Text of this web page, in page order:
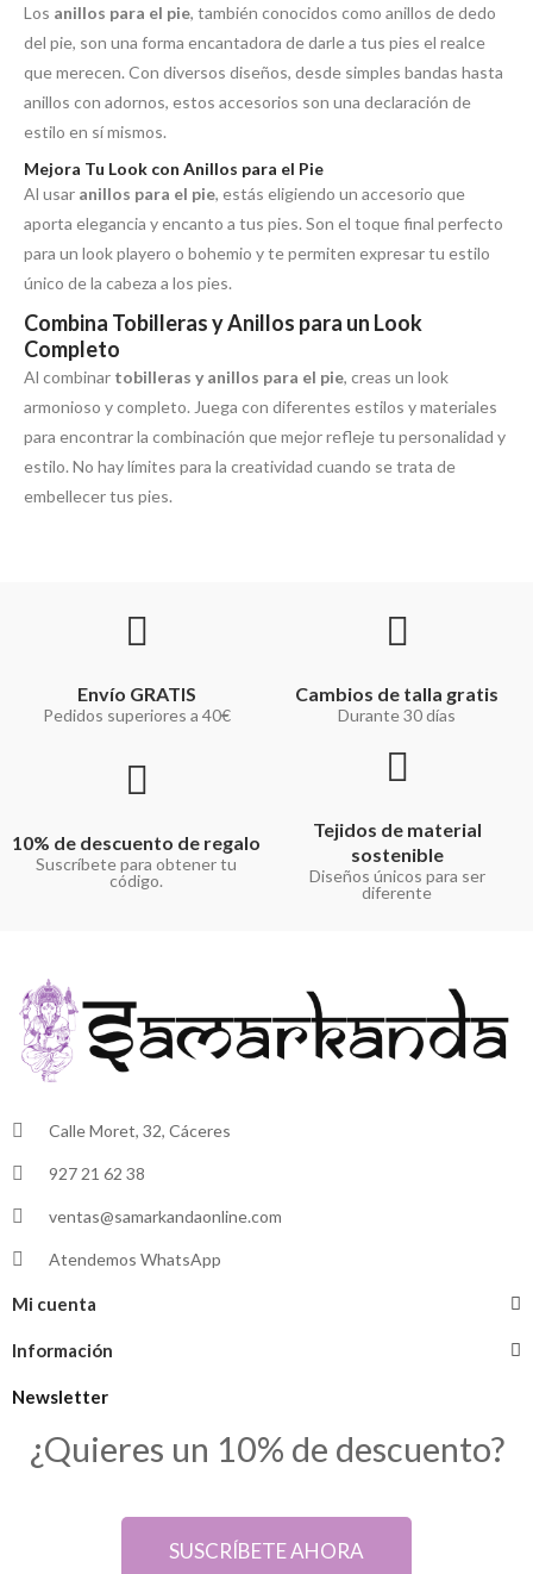
Los anillos para el pie, también conocidos como anillos de dedo
del pie, son una forma encantadora de darle a tus pies el realce
que merecen. Con diversos diseños, desde simples bandas hasta
anillos con adornos, estos accesorios son una declaración de
estilo en sí mismos.
Mejora Tu Look con Anillos para el Pie
Al usar anillos para el pie, estás eligiendo un accesorio que
aporta elegancia y encanto a tus pies. Son el toque final perfecto
para un look playero o bohemio y te permiten expresar tu estilo
único de la cabeza a los pies.
Combina Tobilleras y Anillos para un Look
Completo
Al combinar tobilleras y anillos para el pie, creas un look
armonioso y completo. Juega con diferentes estilos y materiales
para encontrar la combinación que mejor refleje tu personalidad y
estilo. No hay límites para la creatividad cuando se trata de
embellecer tus pies.
Envío GRATIS
Pedidos superiores a 40€
Cambios de talla gratis
Durante 30 días
10% de descuento de regalo
Suscríbete para obtener tu
código.
Tejidos de material
sostenible
Diseños únicos para ser
diferente
Calle Moret, 32, Cáceres
927 21 62 38
ventas@samarkandaonline.com
Atendemos WhatsApp
Mi cuenta
Información
Newsletter
¿Quieres un 10% de descuento?
SUSCRÍBETE AHORA